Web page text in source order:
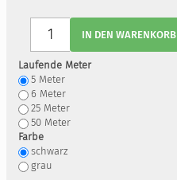
IN DEN WARENKORB
Laufende Meter
5 Meter
6 Meter
25 Meter
50 Meter
Farbe
schwarz
grau